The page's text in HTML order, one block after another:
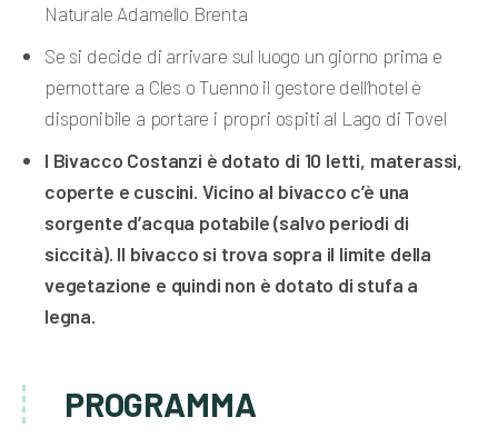
Naturale Adamello Brenta
Se si decide di arrivare sul luogo un giorno prima e
pernottare a Cles o Tuenno il gestore dell’hotel è
disponibile a portare i propri ospiti al Lago di Tovel
l Bivacco Costanzi è dotato di 10 letti, materassi,
coperte e cuscini. Vicino al bivacco c’è una
sorgente d’acqua potabile (salvo periodi di
siccità). Il bivacco si trova sopra il limite della
vegetazione e quindi non è dotato di stufa a
legna.
PROGRAMMA